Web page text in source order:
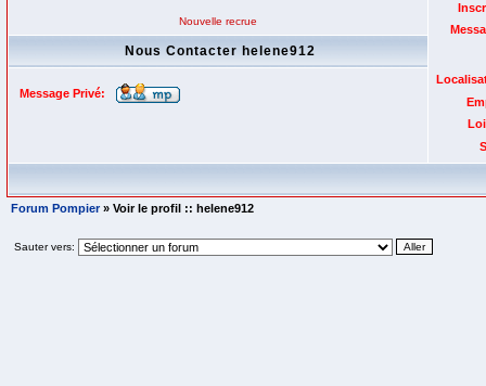
Nouvelle recrue
Nous Contacter helene912
Message Privé:
Forum Pompier» Voir le profil :: helene912
Sauter vers: